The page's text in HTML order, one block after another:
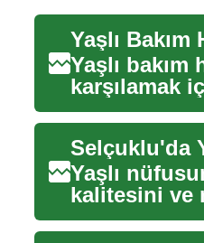
Yaşlı
karşılamak
Türkiye'...
Selçuklu'da
Yaşlı
kalitesini ve
ola...